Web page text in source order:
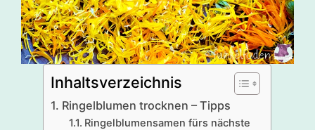
Inhaltsverzeichnis
Ringelblumen trocknen – Tipps
Ringelblumensamen fürs nächste